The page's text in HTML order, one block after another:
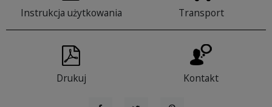
Instrukcja użytkowania Transport
Drukuj Kontakt